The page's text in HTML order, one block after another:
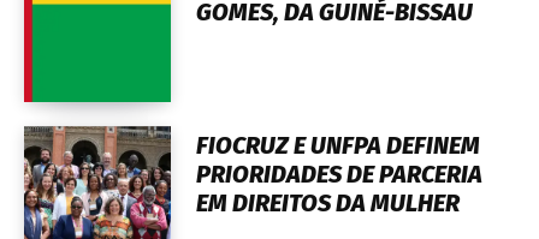
GOMES, DA GUINÉ-BISSAU
FIOCRUZ E UNFPA DEFINEM
PRIORIDADES DE PARCERIA
EM DIREITOS DA MULHER